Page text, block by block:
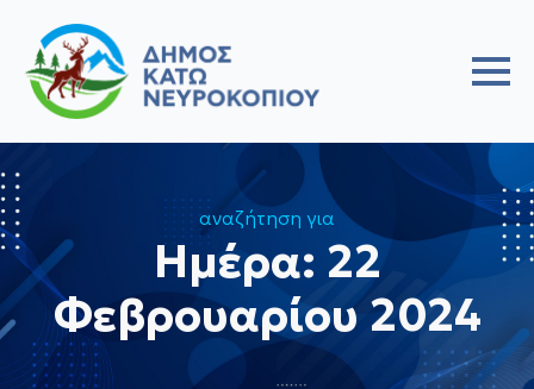
αναζήτηση για
Ημέρα: 22
Φεβρουαρίου 2024